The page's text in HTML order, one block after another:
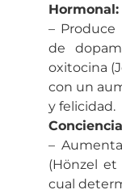
Hormonal:
–
de
oxitocina
con un
y felicidad.
–
(Hönzel et
cual